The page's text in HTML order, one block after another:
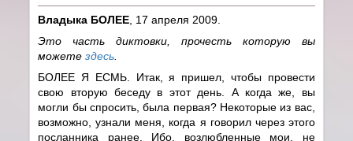
Владыка БОЛЕЕ , 17 апреля 2009.
Это часть диктовки, прочесть которую вы
можетездесь
БОЛЕЕ Я ЕСМЬ. Итак, я пришел, чтобы провести
свою вторую беседу в этот день. А когда же, вы
могли бы спросить, была первая? Некоторые из вас,
возможно, узнали меня, когда я говорил через этого
посланника ранее. Ибо, возлюбленные мои, не